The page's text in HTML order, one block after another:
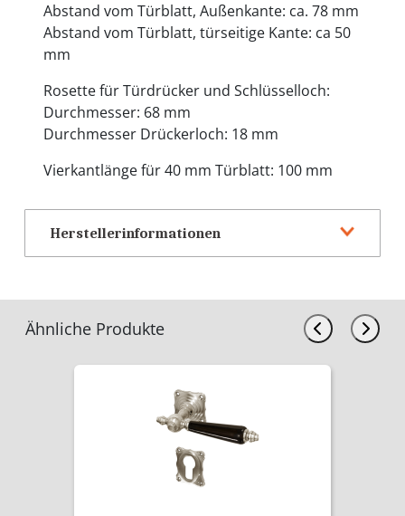
Abstand vom Türblatt, Außenkante: ca. 78 mm
Abstand vom Türblatt, türseitige Kante: ca 50
mm
Rosette für Türdrücker und Schlüsselloch:
Durchmesser: 68 mm
Durchmesser Drückerloch: 18 mm
Vierkantlänge für 40 mm Türblatt: 100 mm
Herstellerinformationen
Ähnliche Produkte